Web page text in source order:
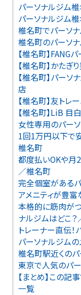
パーソナルジム
パーソナルジム
椎名町でパーソ
椎名町のパーソ
【椎名町】FANG
【椎名町】かたぎ
【椎名町】パーソ
店
【椎名町】友トレ
【椎名町】LiB 目
女性専用のパー
1回1万円以下で
椎名町
都度払いOKや月
／椎名町
完全個室がある
アメニティが豊
本格的に筋肉がつ
ナルジムはどこ
トレーナー直伝
パーソナルジムの
椎名町駅近くの
東京で人気のパ
【まとめ】この
一覧